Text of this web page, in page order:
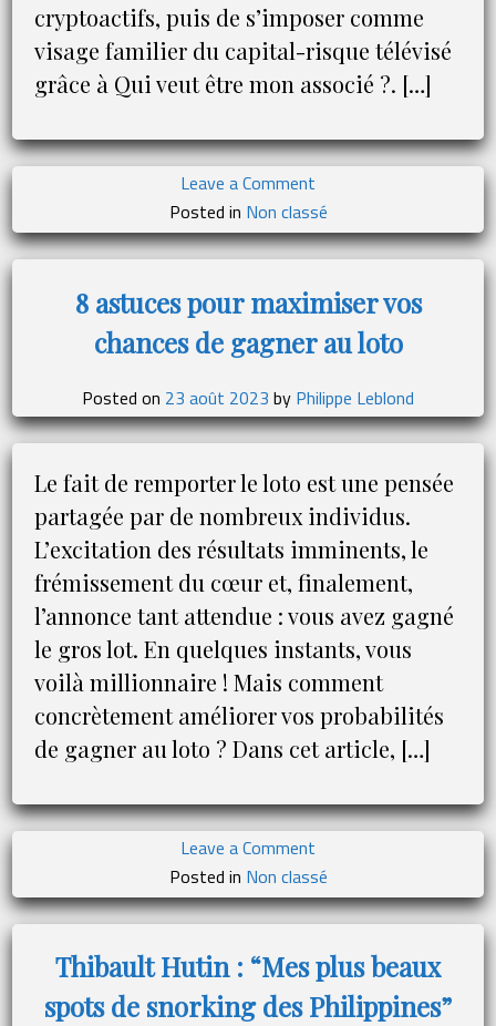
cryptoactifs, puis de s’imposer comme
visage familier du capital-risque télévisé
grâce à Qui veut être mon associé ?. […]
Leave a Comment
Éric
Larchevêque,
du
bitcoin
aux
idées
comment
l’ex-
patron
de
Ledger
veut
transformer
sa
réussite
entrepreneuriale
en
influence
publique
Posted in Non classé
8 astuces pour maximiser vos
chances de gagner au loto
Posted on 23 août 2023 by Philippe Leblond
Le fait de remporter le loto est une pensée
partagée par de nombreux individus.
L’excitation des résultats imminents, le
frémissement du cœur et, finalement,
l’annonce tant attendue : vous avez gagné
le gros lot. En quelques instants, vous
voilà millionnaire ! Mais comment
concrètement améliorer vos probabilités
de gagner au loto ? Dans cet article, […]
Leave a Comment
8
astuces
pour
maximiser
vos
chances
Posted in Non classé
Thibault Hutin : “Mes plus beaux
spots de snorking des Philippines”